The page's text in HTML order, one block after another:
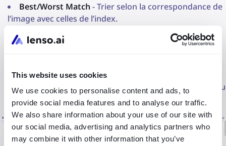
This website uses cookies
We use cookies to personalise content and ads, to
provide social media features and to analyse our traffic.
We also share information about your use of our site with
our social media, advertising and analytics partners who
may combine it with other information that you’ve
Best/Worst Match - Trier selon la correspondance de
l’image avec celles de l’index.
Random- Trier aléatoirement pour obtenir des
Diverse results - Mélanger les résultats pour les
rendre plus diversifiés ; trouver les mêmes personnes ou
lieux dans différentes configurations.